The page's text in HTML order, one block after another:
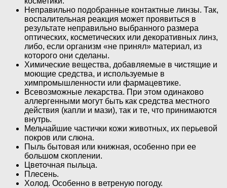
Неправильно подобранные контактные линзы. Так,
воспалительная реакция может проявиться в
результате неправильно выбранного размера
оптических, косметических или декоративных линз,
либо, если организм «не принял» материал, из
которого они сделаны.
Химические вещества, добавляемые в чистящие и
моющие средства, и используемые в
химпромышленности или фармацевтике.
Всевозможные лекарства. При этом одинаково
аллергенными могут быть как средства местного
действия (капли и мази), так и те, что принимаются
внутрь.
Мельчайшие частички кожи животных, их перьевой
покров или слюна.
Пыль бытовая или книжная, особенно при ее
большом скоплении.
Цветочная пыльца.
Плесень.
Холод. Особенно в ветреную погоду.